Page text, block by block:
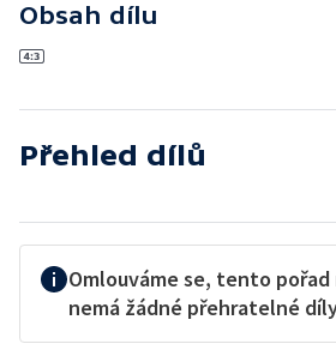
Obsah dílu
Přehled dílů
Omlouváme se, tento
nemá žádné přehratelné